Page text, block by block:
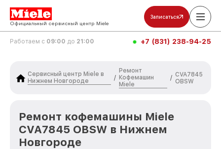
Официальный сервисный центр Miele
Записаться
Работаем с 09:00 до 21:00 +7 (831) 238-94-25
Сервисный центр Miele в
Нижнем Новгороде
/
Ремонт
Кофемашин
Miele
/ CVA7845
OBSW
Ремонт кофемашины Miele
CVA7845 OBSW в Нижнем
Новгороде